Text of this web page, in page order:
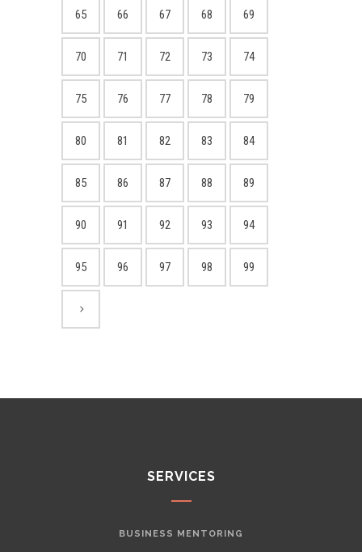
65 66 67 68 69
70 71 72 73 74
75 76 77 78 79
80 81 82 83 84
85 86 87 88 89
90 91 92 93 94
95 96 97 98 99
SERVICES
BUSINESS MENTORING